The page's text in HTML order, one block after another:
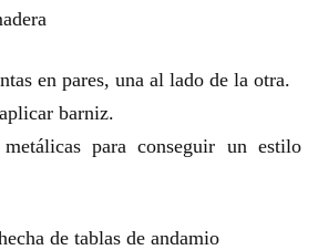
en pares, una al lado de la otra.
barniz.
para conseguir un estilo
de tablas de andamio